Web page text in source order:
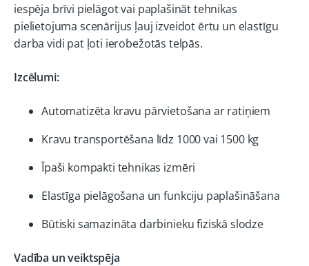
iespēja brīvi pielāgot vai paplašināt tehnikas
pielietojuma scenārijus ļauj izveidot ērtu un elastīgu
darba vidi pat ļoti ierobežotās telpās.
Izcēlumi:
Automatizēta kravu pārvietošana ar ratiņiem
Kravu transportēšana līdz 1000 vai 1500 kg
Īpaši kompakti tehnikas izmēri
Elastīga pielāgošana un funkciju paplašināšana
Būtiski samazināta darbinieku fiziskā slodze
Vadība un veiktspēja